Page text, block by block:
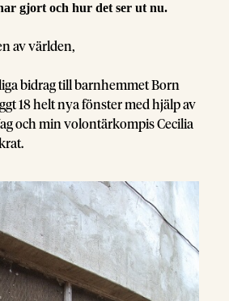
gjort och hur det ser ut nu.
av världen,
bidrag till barnhemmet Born
18 helt nya fönster med hjälp av
och min volontärkompis Cecilia